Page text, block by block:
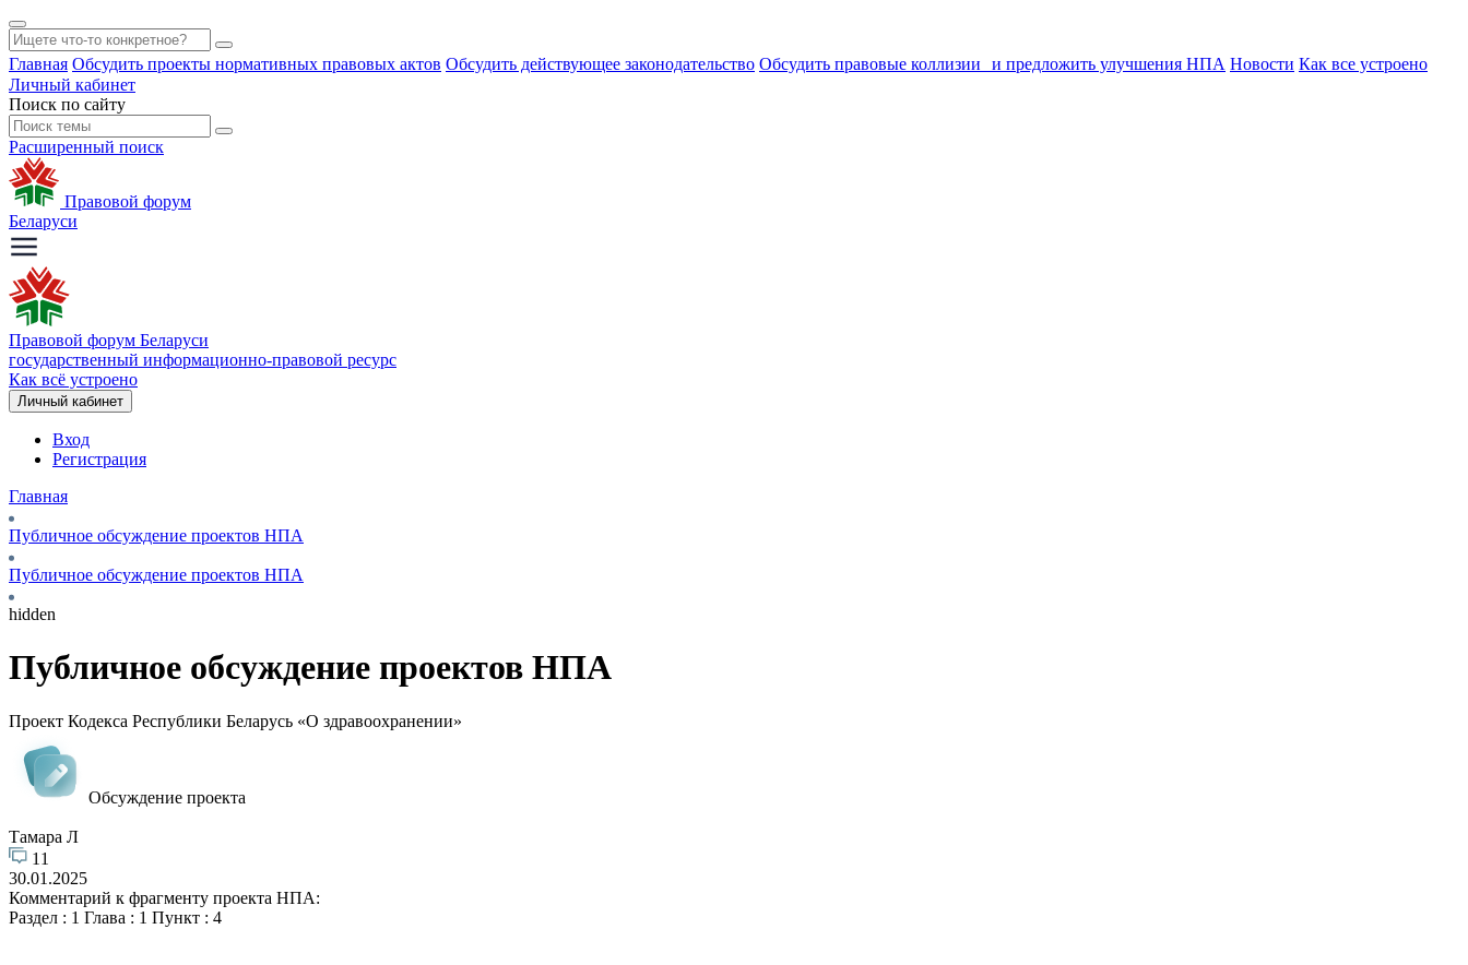
Главная Обсудить проекты нормативных правовых актов Обсудить действующее законодательство Обсудить правовые коллизии и предложить улучшения НПА Новости Как все устроено
Личный кабинет
Поиск по сайту
Расширенный поиск
Правовой форум
Беларуси
Правовой форум Беларуси
государственный информационно-правовой ресурс
Как всё устроено
Личный кабинет
Вход
Регистрация
Главная
Публичное обсуждение проектов НПА
Публичное обсуждение проектов НПА
hidden
Публичное обсуждение проектов НПА
Проект Кодекса Республики Беларусь «О здравоохранении»
Обсуждение проекта
Тамара Л
11
30.01.2025
Комментарий к фрагменту проекта НПА:
Раздел : 1 Глава : 1 Пункт : 4